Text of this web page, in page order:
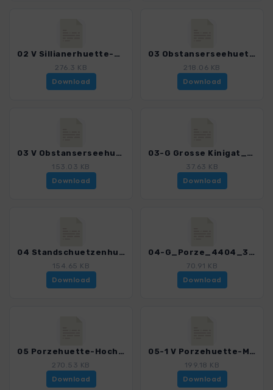
02 V Sillianerhuette-Obstanserseehuette ueber die Kammroute_4404_3.gpx
276.3 KB
Download
03 Obstanserseehuette-Standschuetzenhuette_4404_3.gpx
218.06 KB
Download
03 V Obstanserseehuette-Standschuetzenhuette_4404_3.gpx
153.03 KB
Download
03-G Grosse Kinigat_4404_3.gpx
37.63 KB
Download
04 Standschuetzenhuette-Porzehuette_4404_3.gpx
154.65 KB
Download
04-G_Porze_4404_3.gpx
70.91 KB
Download
05 Porzehuette-Hochweisssteinhaus_4404_3.gpx
270.53 KB
Download
05-1 V Porzehuette-Malga Antola_4404_3.gpx
199.18 KB
Download